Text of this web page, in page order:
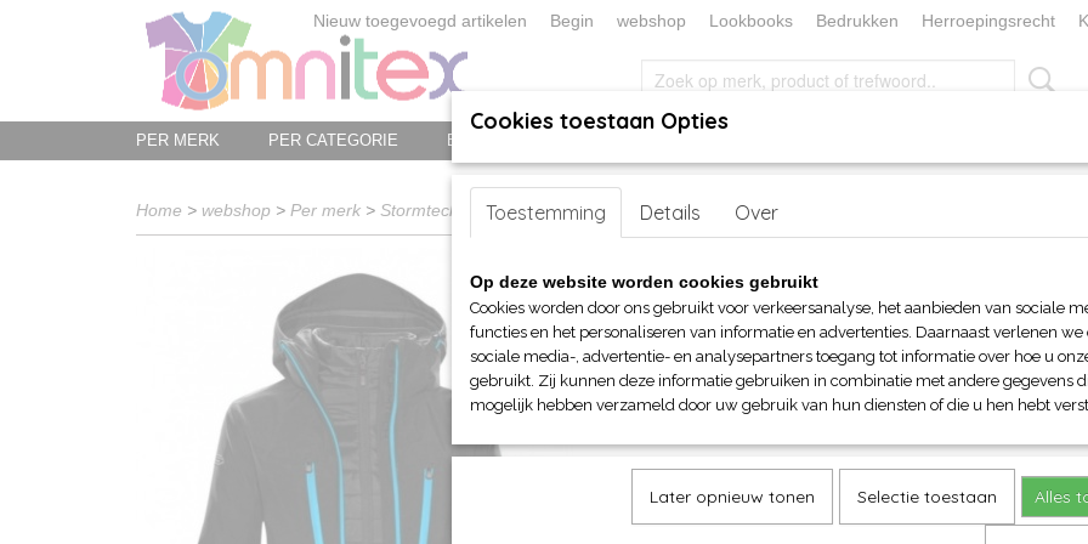
Nieuw toegevoegd artikelen Begin webshop Lookbooks Bedrukken Herroepingsrecht
PER MERK PER CATEGORIE BED-, BAD-, KEUKEN EN TAFELLINNEN KERST/
Home > webshop > Per merk > Stormtech jassen en tassen> Stormtech dames Matrix System jas
Stormtech dames Matrix
€ 302,50 (inclusief btw 21%)
Maat Kleur
Cookies toestaan Opties
Toestemming Details Over
Op deze website worden cookies gebruikt
Cookies worden door ons gebruikt voor verkeersanalyse, het aanbieden van sociale
functies en het personaliseren van informatie en advertenties. Daarnaast verlenen we
sociale media-, advertentie- en analysepartners toegang tot informatie over hoe u
gebruikt. Zij kunnen deze informatie gebruiken in combinatie met andere gegevens
mogelijk hebben verzameld door uw gebruik van hun diensten of die u hen hebt
Later opnieuw tonen Selectie toestaan Alles